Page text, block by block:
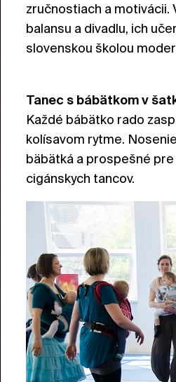
zručnostiach a motivácii.
balansu a divadlu, ich
slovenskou školou
Tanec s bábätkom v
Každé bábätko rado
kolísavom rytme.
bäbätká a prospešné pre
cigánskych tancov.